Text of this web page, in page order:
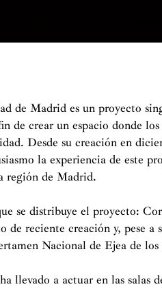
de Madrid es un proyecto
de crear un espacio donde
Desde su creación en
la experiencia de este
región de Madrid.
se distribuye el proyecto:
reciente creación y, pese
Nacional de Ejea de los
llevado a actuar en las salas